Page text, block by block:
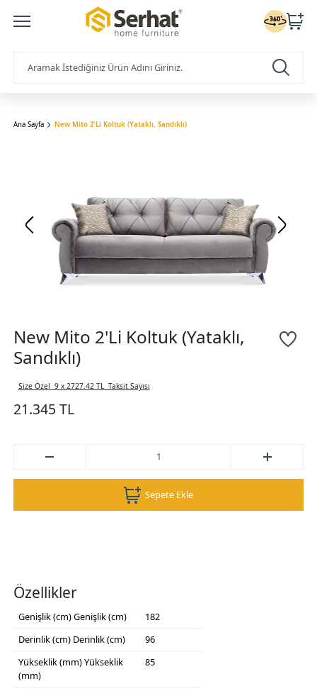
Ana Sayfa New Mito 2'Li Koltuk (Yataklı, Sandıklı)
New Mito 2'Li Koltuk (Yataklı,
Sandıklı)
Size Özel 9 x 2727.42 TLTaksit Sayısı
21.345 TL
Sepete Ekle
Özellikler
Genişlik (cm)Genişlik (cm)
182
Derinlik (cm) Derinlik (cm)
96
Yükseklik (mm)Yükseklik
(mm)
85